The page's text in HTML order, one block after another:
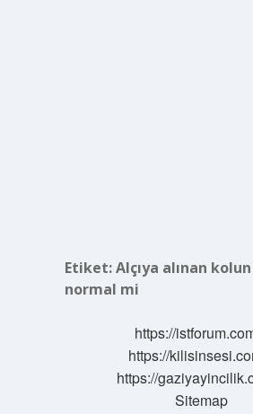
Etiket:Alçıya alınan kolun
normal mi
https://
https://
https://
Sitemap